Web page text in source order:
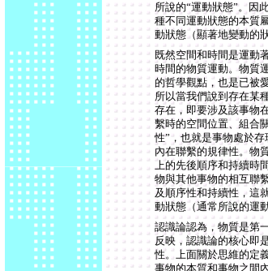
所說的“運動狀態”。因
種不同運動狀態的本質
動狀態（顯著地變動的
既然空間和時間是運動
時間的物質運動。物質
的哲學觀點，也是已被
所以當我們說到存在某
存在，即要涉及該事物
繫時的空間位置、組合
性”，也就是事物處於
內在聯繫的規律性。物
上的先後順序和持續時
物與其他事物的相互聯
及順序性和持續性，這
動狀態（通常所說的運
認識論認為，物質是第
反映，認識論的核心即
性。上面關於思維的定
事物的本質和事物之間